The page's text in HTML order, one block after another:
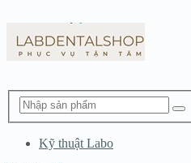
Kỹ thuật Labo